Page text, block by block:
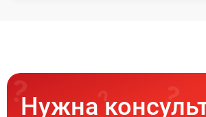
Нужна